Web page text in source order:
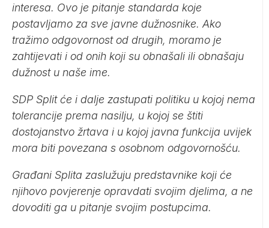
interesa. Ovo je pitanje standarda koje
postavljamo za sve javne dužnosnike. Ako
tražimo odgovornost od drugih, moramo je
zahtijevati i od onih koji su obnašali ili obnašaju
dužnost u naše ime.
SDP Split će i dalje zastupati politiku u kojoj nema
tolerancije prema nasilju, u kojoj se štiti
dostojanstvo žrtava i u kojoj javna funkcija uvijek
mora biti povezana s osobnom odgovornošću.
Građani Splita zaslužuju predstavnike koji će
njihovo povjerenje opravdati svojim djelima, a ne
dovoditi ga u pitanje svojim postupcima.